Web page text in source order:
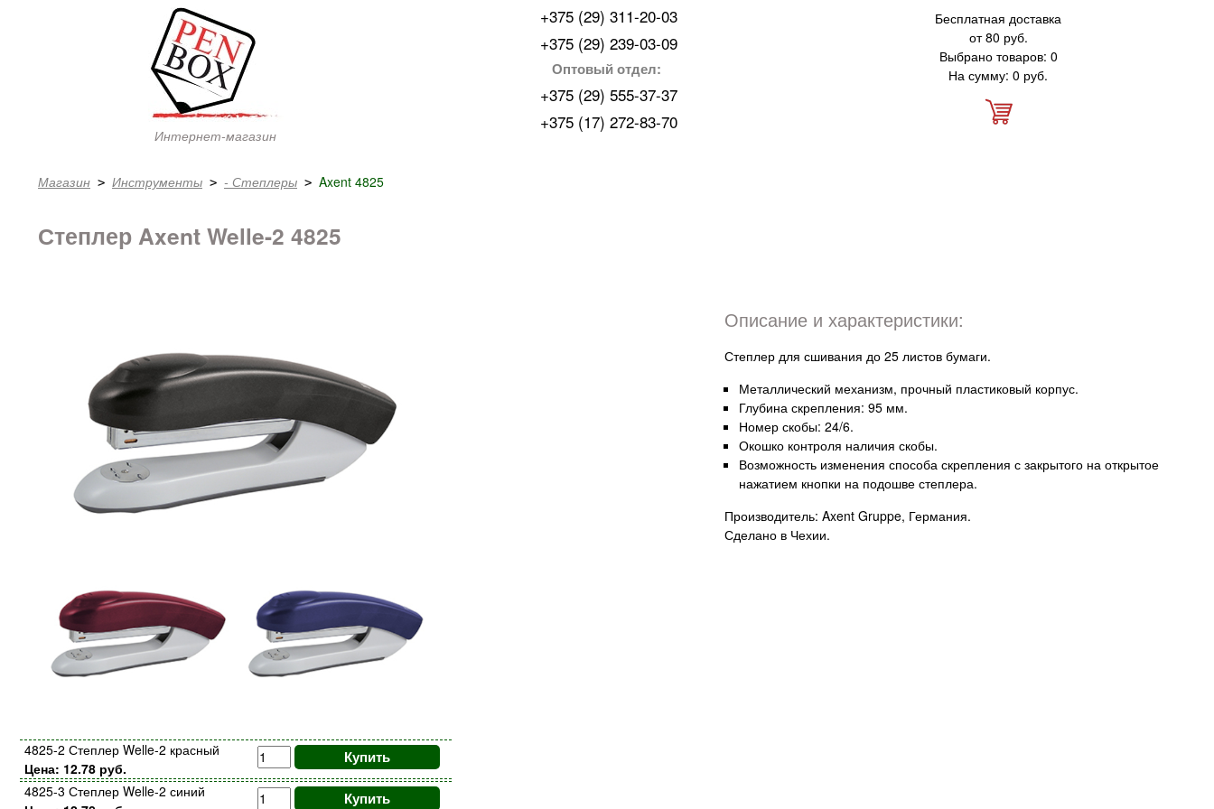
Интернет-магазин
+375 (29) 311-20-03
+375 (29) 239-03-09
Оптовый отдел:
+375 (29) 555-37-37
+375 (17) 272-83-70
Бесплатная доставка
от 80 руб.
Выбрано товаров: 0
На сумму: 0 руб.
Магазин > Инструменты > - Степлеры > Axent 4825
Степлер Axent Welle-2 4825
4825-2 Степлер Welle-2 красный
Цена: 12.78 руб.
Купить
4825-3 Степлер Welle-2 синий
Купить
Описание и характеристики:
Степлер для сшивания до 25 листов бумаги.
Металлический механизм, прочный пластиковый корпус.
Глубина скрепления: 95 мм.
Номер скобы: 24/6.
Окошко контроля наличия скобы.
Возможность изменения способа скрепления с закрытого на открытое
нажатием кнопки на подошве степлера.
Производитель: Axent Gruppe, Германия.
Сделано в Чехии.